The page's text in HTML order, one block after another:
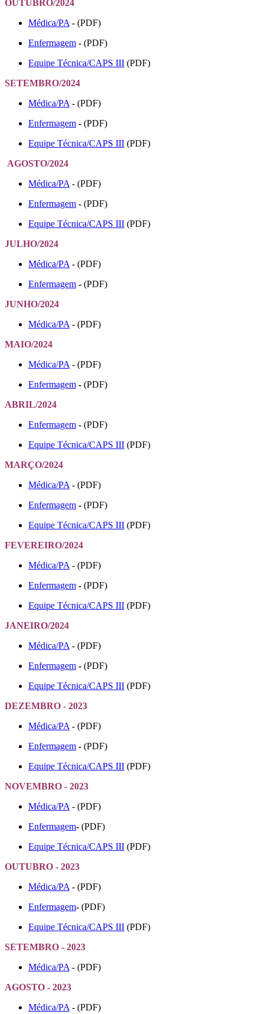
OUTUBRO/2024
Médica/PA - (PDF)
Enfermagem - (PDF)
Equipe Técnica/CAPS III (PDF)
SETEMBRO/2024
Médica/PA - (PDF)
Enfermagem - (PDF)
Equipe Técnica/CAPS III (PDF)
AGOSTO/2024
Médica/PA - (PDF)
Enfermagem - (PDF)
Equipe Técnica/CAPS III (PDF)
JULHO/2024
Médica/PA - (PDF)
Enfermagem - (PDF)
JUNHO/2024
Médica/PA - (PDF)
MAIO/2024
Médica/PA - (PDF)
Enfermagem - (PDF)
ABRIL/2024
Enfermagem - (PDF)
Equipe Técnica/CAPS III (PDF)
MARÇO/2024
Médica/PA - (PDF)
Enfermagem - (PDF)
Equipe Técnica/CAPS III (PDF)
FEVEREIRO/2024
Médica/PA - (PDF)
Enfermagem - (PDF)
Equipe Técnica/CAPS III (PDF)
JANEIRO/2024
Médica/PA - (PDF)
Enfermagem - (PDF)
Equipe Técnica/CAPS III (PDF)
DEZEMBRO - 2023
Médica/PA - (PDF)
Enfermagem - (PDF)
Equipe Técnica/CAPS III (PDF)
NOVEMBRO - 2023
Médica/PA - (PDF)
Enfermagem- (PDF)
Equipe Técnica/CAPS III (PDF)
OUTUBRO - 2023
Médica/PA - (PDF)
Enfermagem- (PDF)
Equipe Técnica/CAPS III (PDF)
SETEMBRO - 2023
Médica/PA - (PDF)
AGOSTO - 2023
Médica/PA - (PDF)